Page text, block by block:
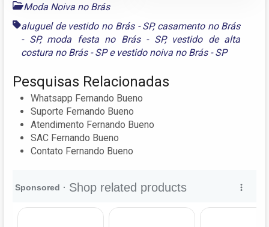
Moda Noiva no Brás
aluguel de vestido no Brás - SP, casamento no Brás
- SP, moda festa no Brás - SP, vestido de alta
costura no Brás - SPe vestido noiva no Brás - SP
Pesquisas Relacionadas
Whatsapp Fernando Bueno
Suporte Fernando Bueno
Atendimento Fernando Bueno
SAC Fernando Bueno
Contato Fernando Bueno